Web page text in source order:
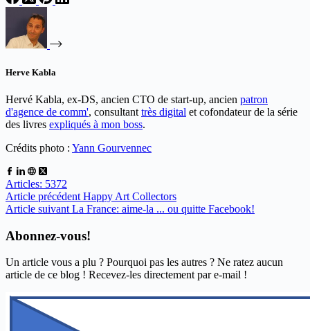
Herve Kabla
Hervé Kabla, ex-DS, ancien CTO de start-up, ancien patron
d'agence de comm', consultant très digital et cofondateur de la série
des livres expliqués à mon boss.
Crédits photo : Yann Gourvennec
Articles: 5372
Article précédent Happy Art Collectors
Article suivant La France: aime-la ... ou quitte Facebook!
Abonnez-vous!
Un article vous a plu ? Pourquoi pas les autres ? Ne ratez aucun
article de ce blog ! Recevez-les directement par e-mail !